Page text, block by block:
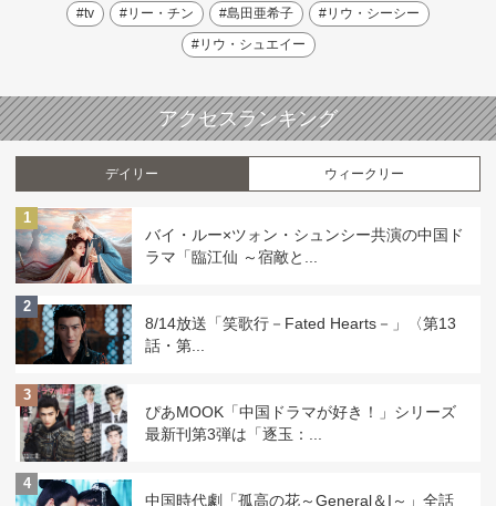
#tv #リー・チン #島田亜希子
#リウ・シーシー
#リウ・シュエイー
アクセスランキング
デイリー ウィークリー
1
バイ・ルー×ツォン・シュンシー共演の中国ド
ラマ「臨江仙 ～宿敵と...
2
8/14放送「笑歌行－Fated Hearts－」〈第13
話・第...
3
ぴあMOOK「中国ドラマが好き！」シリーズ
最新刊第3弾は「逐玉：...
4
中国時代劇「孤高の花～General＆I～」全話